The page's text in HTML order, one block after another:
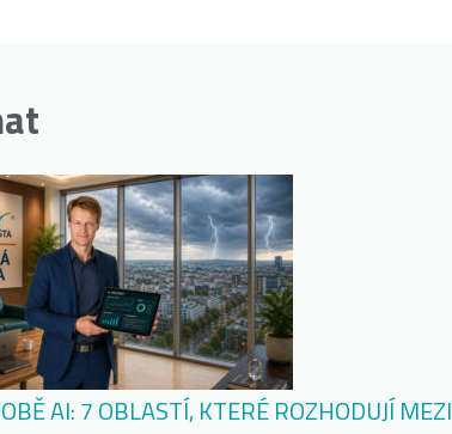
AI: 7 OBLASTÍ, KTERÉ ROZHODUJÍ MEZI